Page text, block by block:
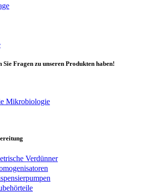
Sie Fragen zu unseren Produkten haben!
Mikrobiologie
Verdünner